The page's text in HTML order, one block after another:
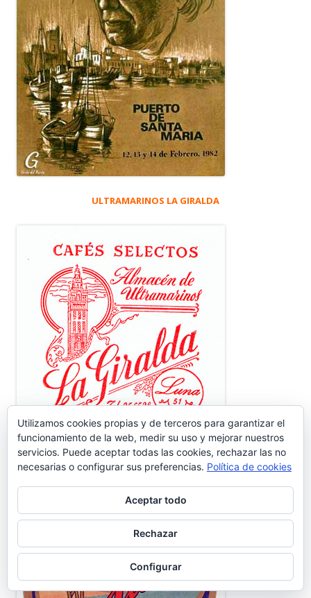
ULTRAMARINOS LA GIRALDA
Utilizamos cookies propias y de terceros para garantizar el
funcionamiento de la web, medir su uso y mejorar nuestros
servicios. Puede aceptar todas las cookies, rechazar las no
necesarias o configurar sus preferencias. Política de cookies
Aceptar todo
Rechazar
Configurar